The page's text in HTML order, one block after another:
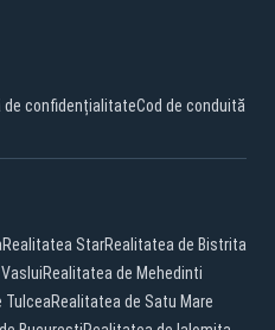
de confidențialitateCod de conduită
Realitatea StarRealitatea de Bistrita
Realitatea de Mehedinti
TulceaRealitatea de Satu Mare